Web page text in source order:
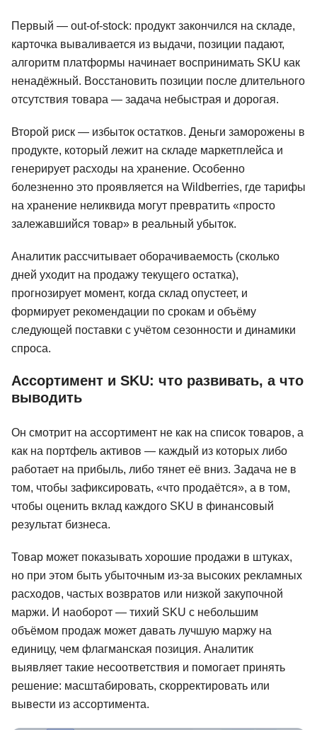
Первый — out-of-stock: продукт закончился на складе,
карточка вываливается из выдачи, позиции падают,
алгоритм платформы начинает воспринимать SKU как
ненадёжный. Восстановить позиции после длительного
отсутствия товара — задача небыстрая и дорогая.
Второй риск — избыток остатков. Деньги заморожены в
продукте, который лежит на складе маркетплейса и
генерирует расходы на хранение. Особенно
болезненно это проявляется на Wildberries, где тарифы
на хранение неликвида могут превратить «просто
залежавшийся товар» в реальный убыток.
Аналитик рассчитывает оборачиваемость (сколько
дней уходит на продажу текущего остатка),
прогнозирует момент, когда склад опустеет, и
формирует рекомендации по срокам и объёму
следующей поставки с учётом сезонности и динамики
спроса.
Ассортимент и SKU: что развивать, а что
выводить
Он смотрит на ассортимент не как на список товаров, а
как на портфель активов — каждый из которых либо
работает на прибыль, либо тянет её вниз. Задача не в
том, чтобы зафиксировать, «что продаётся», а в том,
чтобы оценить вклад каждого SKU в финансовый
результат бизнеса.
Товар может показывать хорошие продажи в штуках,
но при этом быть убыточным из-за высоких рекламных
расходов, частых возвратов или низкой закупочной
маржи. И наоборот — тихий SKU с небольшим
объёмом продаж может давать лучшую маржу на
единицу, чем флагманская позиция. Аналитик
выявляет такие несоответствия и помогает принять
решение: масштабировать, скорректировать или
вывести из ассортимента.Менеджер по работе с
маркетплейсами